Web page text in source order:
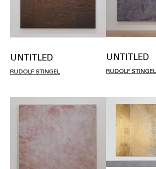
UNTITLED
RUDOLF STINGEL
UNTITLED
RUDOLF STINGEL